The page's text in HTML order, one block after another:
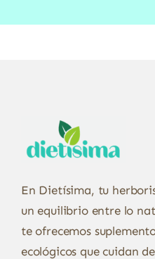
En Dietísima, tu
un equilibrio entre lo
te ofrecemos
ecológicos que cuidan